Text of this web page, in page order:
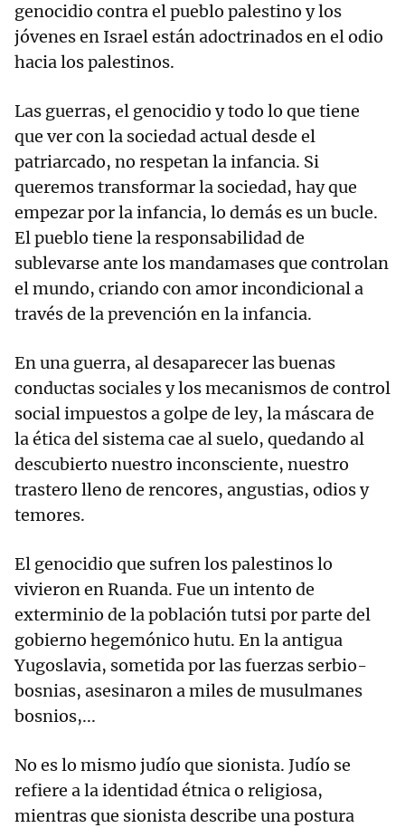
genocidio contra el pueblo palestino y los
jóvenes en Israel están adoctrinados en el odio
hacia los palestinos.
Las guerras, el genocidio y todo lo que tiene
que ver con la sociedad actual desde el
patriarcado, no respetan la infancia. Si
queremos transformar la sociedad, hay que
empezar por la infancia, lo demás es un bucle.
El pueblo tiene la responsabilidad de
sublevarse ante los mandamases que controlan
el mundo, criando con amor incondicional a
través de la prevención en la infancia.
En una guerra, al desaparecer las buenas
conductas sociales y los mecanismos de control
social impuestos a golpe de ley, la máscara de
la ética del sistema cae al suelo, quedando al
descubierto nuestro inconsciente, nuestro
trastero lleno de rencores, angustias, odios y
temores.
El genocidio que sufren los palestinos lo
vivieron en Ruanda. Fue un intento de
exterminio de la población tutsi por parte del
gobierno hegemónico hutu. En la antigua
Yugoslavia, sometida por las fuerzas serbio-
bosnias, asesinaron a miles de musulmanes
bosnios,...
No es lo mismo judío que sionista. Judío se
refiere a la identidad étnica o religiosa,
mientras que sionista describe una postura